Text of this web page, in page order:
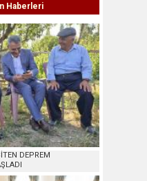
Haberleri
DEPREM